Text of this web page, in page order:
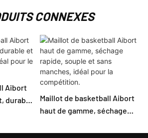
CONNEXES
Aibort
durable
Maillot de basketball Aibort
haut de gamme, séchage
manches, idéal pour la